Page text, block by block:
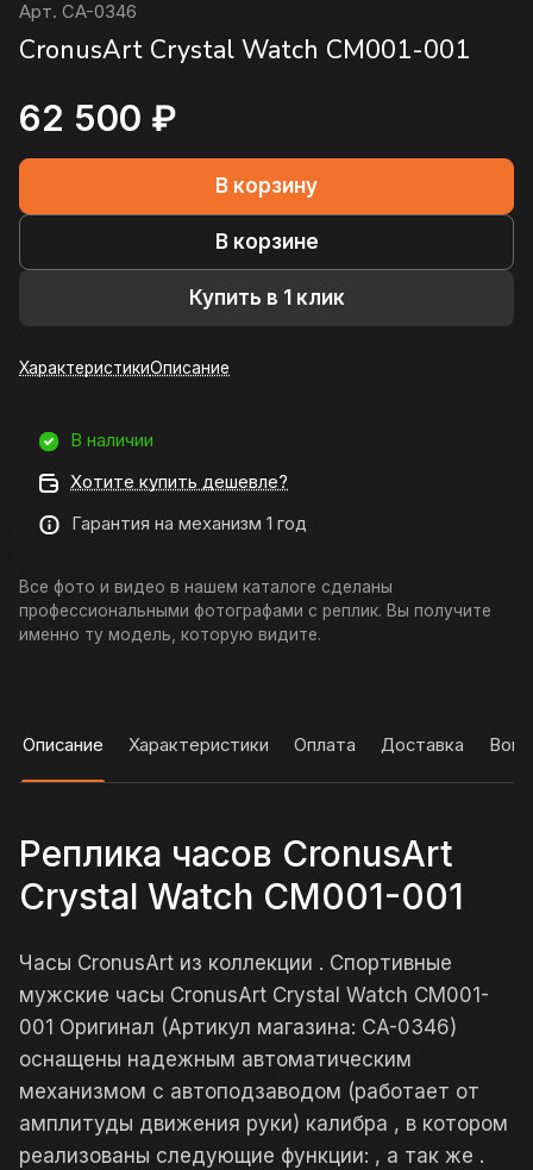
Арт. CA-0346
CronusArt Crystal Watch CM001-001
62 500 ₽
В корзину
В корзине
Купить в 1 клик
ХарактеристикиОписание
В наличии
Хотите купить дешевле?
Гарантия на механизм 1 год
Все фото и видео в нашем каталоге сделаны
профессиональными фотографами с реплик. Вы получите
именно ту модель, которую видите.
Описание Характеристики Оплата Доставка
Реплика часов CronusArt
Crystal Watch CM001-001
Часы CronusArt из коллекции . Спортивные
мужские часы CronusArt Crystal Watch CM001-
001 Оригинал (Артикул магазина: CA-0346)
оснащены надежным автоматическим
механизмом с автоподзаводом (работает от
амплитуды движения руки) калибра , в котором
реализованы следующие функции: , а так же .